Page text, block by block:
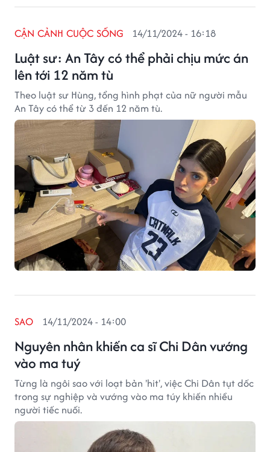
Luật sư: An Tây có thể phải chịu mức án
lên tới 12 năm tù
CẬN CẢNH CUỘC SỐNG 14/11/2024 - 16:18
Theo luật sư Hùng, tổng hình phạt của nữ người mẫu
An Tây có thể từ 3 đến 12 năm tù.
Nguyên nhân khiến ca sĩ Chi Dân vướng
vào ma tuý
SAO 14/11/2024 - 14:00
Từng là ngôi sao với loạt bản 'hit', việc Chi Dân tụt dốc
trong sự nghiệp và vướng vào ma túy khiến nhiều
người tiếc nuối.